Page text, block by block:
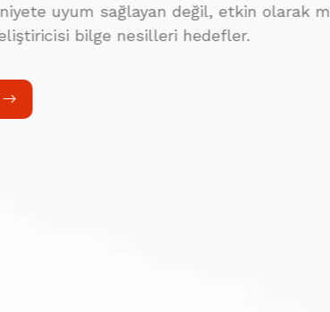
sağlayan değil, etkin olarak medeniyet
bilge nesilleri hedefler.